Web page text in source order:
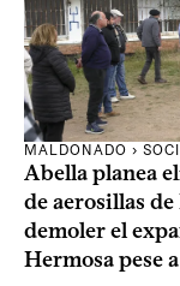
MALDONADO ›
Abella planea
de aerosillas
demoler el
Hermosa pese